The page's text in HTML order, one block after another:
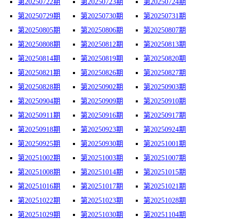
第20250722期 第20250723期
第20250724期
第20250729期
第20250730期
第20250731期
第20250805期
第20250806期
第20250807期
第20250808期
第20250812期
第20250813期
第20250814期
第20250819期
第20250820期
第20250821期
第20250826期
第20250827期
第20250828期
第20250902期
第20250903期
第20250904期
第20250909期
第20250910期
第20250911期
第20250916期
第20250917期
第20250918期
第20250923期
第20250924期
第20250925期
第20250930期
第20251001期
第20251002期
第20251003期
第20251007期
第20251008期
第20251014期
第20251015期
第20251016期
第20251017期
第20251021期
第20251022期
第20251023期
第20251028期
第20251029期
第20251030期
第20251104期